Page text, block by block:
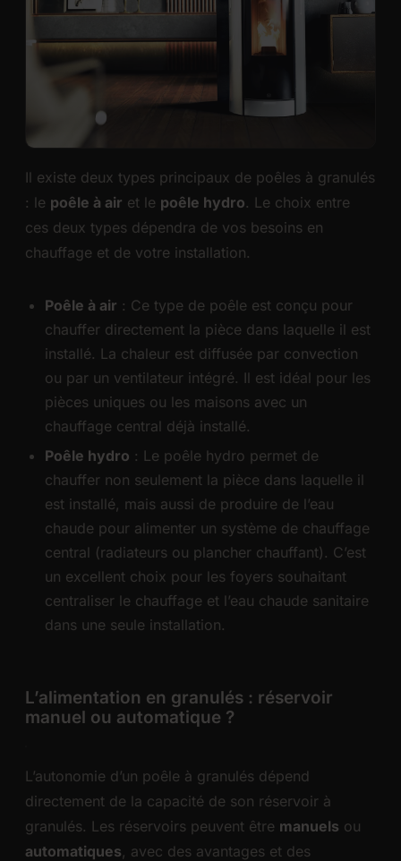
Il existe deux types principaux de poêles à granulés
: le poêle à air et le poêle hydro. Le choix entre
ces deux types dépendra de vos besoins en
chauffage et de votre installation.
Poêle à air : Ce type de poêle est conçu pour
chauffer directement la pièce dans laquelle il est
installé. La chaleur est diffusée par convection
ou par un ventilateur intégré. Il est idéal pour les
pièces uniques ou les maisons avec un
chauffage central déjà installé.
Poêle hydro : Le poêle hydro permet de
chauffer non seulement la pièce dans laquelle il
est installé, mais aussi de produire de l’eau
chaude pour alimenter un système de chauffage
central (radiateurs ou plancher chauffant). C’est
un excellent choix pour les foyers souhaitant
centraliser le chauffage et l’eau chaude sanitaire
dans une seule installation.
L’alimentation en granulés : réservoir
manuel ou automatique ?
L’autonomie d’un poêle à granulés dépend
directement de la capacité de son réservoir à
granulés. Les réservoirs peuvent être manuels ou
automatiques, avec des avantages et des